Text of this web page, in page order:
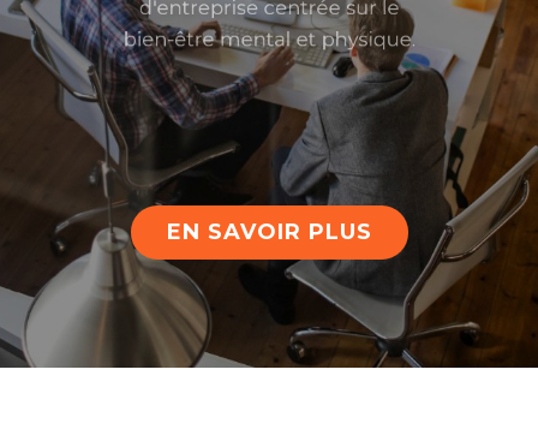
d'entreprise centrée sur le
bien-être mental et physique.
EN SAVOIR PLUS